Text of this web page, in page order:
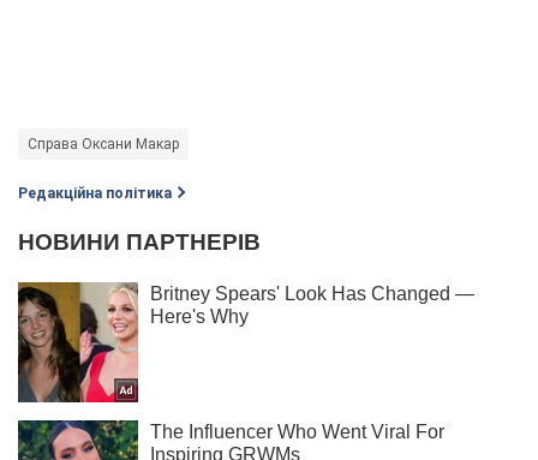
Справа Оксани Макар
Редакційна політика